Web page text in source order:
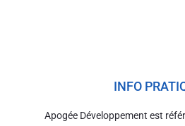
INFO
Apogée Développement est